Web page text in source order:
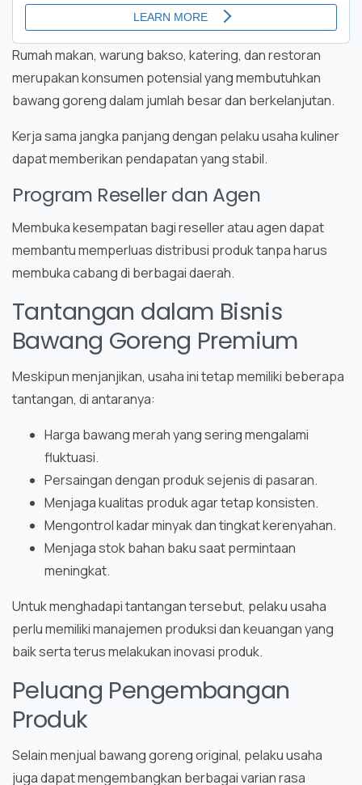
Rumah makan, warung bakso, katering, dan restoran
merupakan konsumen potensial yang membutuhkan
bawang goreng dalam jumlah besar dan berkelanjutan.
Kerja sama jangka panjang dengan pelaku usaha kuliner
dapat memberikan pendapatan yang stabil.
Program Reseller dan Agen
Membuka kesempatan bagi reseller atau agen dapat
membantu memperluas distribusi produk tanpa harus
membuka cabang di berbagai daerah.
Tantangan dalam Bisnis
Bawang Goreng Premium
Meskipun menjanjikan, usaha ini tetap memiliki beberapa
tantangan, di antaranya:
Harga bawang merah yang sering mengalami
fluktuasi.
Persaingan dengan produk sejenis di pasaran.
Menjaga kualitas produk agar tetap konsisten.
Mengontrol kadar minyak dan tingkat kerenyahan.
Menjaga stok bahan baku saat permintaan
meningkat.
Untuk menghadapi tantangan tersebut, pelaku usaha
perlu memiliki manajemen produksi dan keuangan yang
baik serta terus melakukan inovasi produk.
Peluang Pengembangan
Produk
Selain menjual bawang goreng original, pelaku usaha
juga dapat mengembangkan berbagai varian rasa